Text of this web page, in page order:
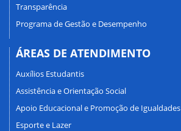
Transparência
Programa de Gestão e Desempenho
ÁREAS DE ATENDIMENTO
Auxílios Estudantis
Assistência e Orientação Social
Apoio Educacional e Promoção de Igualdades
Esporte e Lazer